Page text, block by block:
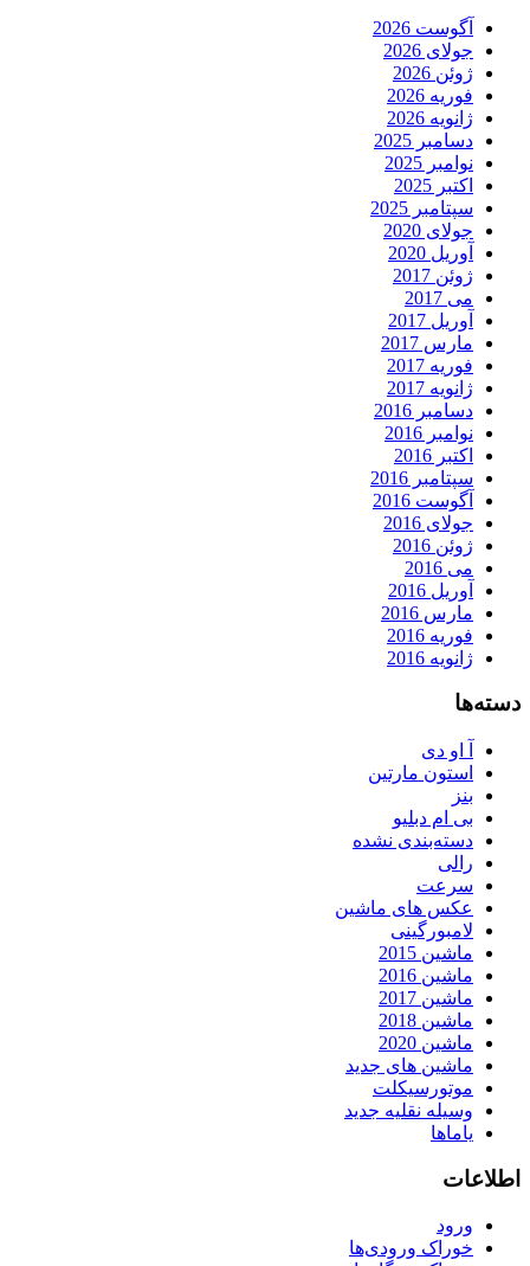
آگوست 2026
جولای 2026
ژوئن 2026
فوریه 2026
ژانویه 2026
دسامبر 2025
نوامبر 2025
اکتبر 2025
سپتامبر 2025
جولای 2020
آوریل 2020
ژوئن 2017
می 2017
آوریل 2017
مارس 2017
فوریه 2017
ژانویه 2017
دسامبر 2016
نوامبر 2016
اکتبر 2016
سپتامبر 2016
آگوست 2016
جولای 2016
ژوئن 2016
می 2016
آوریل 2016
مارس 2016
فوریه 2016
ژانویه 2016
دسته‌ها
آ او دی
استون مارتین
بنز
بی ام دبلیو
دسته‌بندی نشده
رالی
سرعت
عکس های ماشین
لامبورگینی
ماشین 2015
ماشین 2016
ماشین 2017
ماشین 2018
ماشین 2020
ماشین های جدید
موتورسیکلت
وسیله نقلیه جدید
یاماها
اطلاعات
ورود
خوراک ورودی‌ها